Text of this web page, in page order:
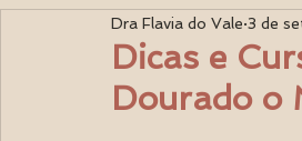
Ginecologia Médicos
Dicas e
Dourado o
Dra Flavia do Vale 3 de